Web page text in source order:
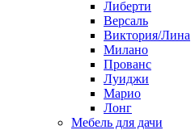
Либерти
Версаль
Виктория/Лина
Милано
Прованс
Луиджи
Марио
Лонг
Мебель для дачи